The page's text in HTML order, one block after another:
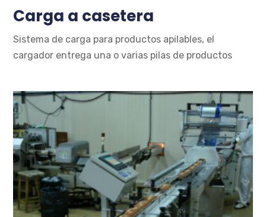
Carga a casetera
Sistema de carga para productos apilables, el
cargador entrega una o varias pilas de productos